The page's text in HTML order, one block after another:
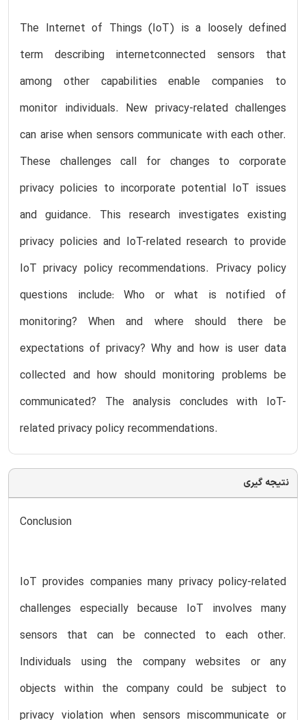
The Internet of Things (IoT) is a loosely defined
term describing internetconnected sensors that
among other capabilities enable companies to
monitor individuals. New privacy-related challenges
can arise when sensors communicate with each other.
These challenges call for changes to corporate
privacy policies to incorporate potential IoT issues
and guidance. This research investigates existing
privacy policies and IoT-related research to provide
IoT privacy policy recommendations. Privacy policy
questions include: Who or what is notified of
monitoring? When and where should there be
expectations of privacy? Why and how is user data
collected and how should monitoring problems be
communicated? The analysis concludes with IoT-
related privacy policy recommendations.
نتیجه گیری
Conclusion
IoT provides companies many privacy policy-related
challenges especially because IoT involves many
sensors that can be connected to each other.
Individuals using the company websites or any
objects within the company could be subject to
privacy violation when sensors miscommunicate or